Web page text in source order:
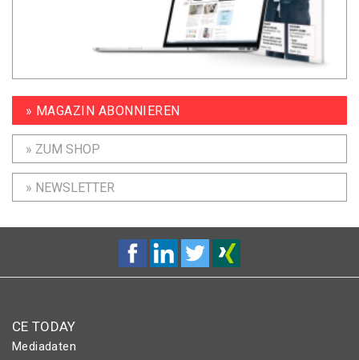
» MAGAZIN ABONNIEREN
» ZUM SHOP
» NEWSLETTER
CE TODAY
Mediadaten